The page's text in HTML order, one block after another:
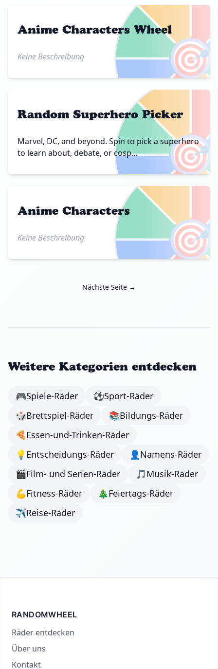
🎯
Anime Characters Wheel
Keine Beschreibung
🎯
Random Superhero Picker
Marvel, DC, and beyond. Spin to pick a superhero
to learn about, debate, or cosp...
🎯
Anime Characters
Keine Beschreibung
Nächste Seite →
Weitere Kategorien entdecken
🎮Spiele-Räder ⚽Sport-Räder
🎲Brettspiel-Räder 📚Bildungs-Räder
🍕Essen-und-Trinken-Räder
💡 Entscheidungs-Räder 👤 Namens-Räder
🎬Film- und Serien-Räder 🎵Musik-Räder
💪Fitness-Räder 🎄Feiertags-Räder
✈️Reise-Räder
RANDOMWHEEL
Räder entdecken
Über uns
Kontakt